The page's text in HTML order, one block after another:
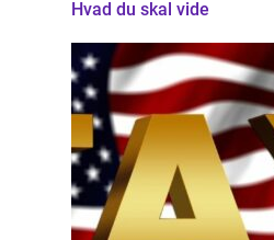
Hvad du skal vide